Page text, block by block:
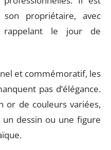
propriétaire, avec
rappelant le jour de
et commémoratif, les
pas d’élégance.
or de couleurs variées,
dessin ou une figure